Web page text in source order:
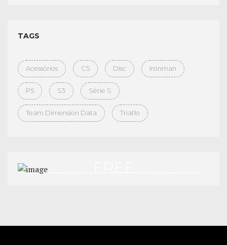
TAGS
Acessórios C5 Disc Ironman
P5 S3 Série S
Team Dimension Data Triatlo